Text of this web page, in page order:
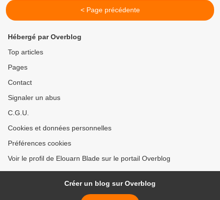
< Page précédente
Hébergé par Overblog
Top articles
Pages
Contact
Signaler un abus
C.G.U.
Cookies et données personnelles
Préférences cookies
Voir le profil de Elouarn Blade sur le portail Overblog
Créer un blog sur Overblog